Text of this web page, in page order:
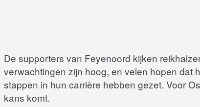
De supporters van Feyenoord kijken
verwachtingen zijn hoog, en velen hopen dat
stappen in hun carrière hebben gezet. Voor
kans komt.